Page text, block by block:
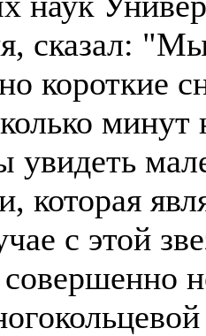
сказал:
короткие
которая
с этой